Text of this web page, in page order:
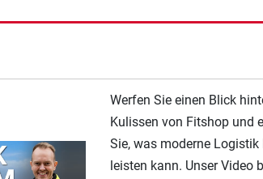
Werfen Sie einen Blick
Kulissen von Fitshop und
Sie, was moderne Logistik
leisten kann. Unser Video